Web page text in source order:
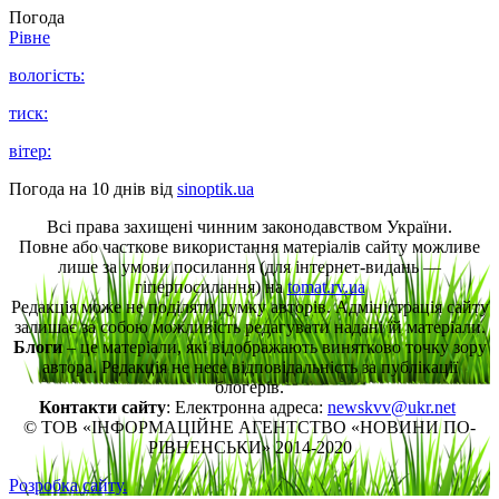
Погода
Рівне
вологість:
тиск:
вітер:
Погода на 10 днів від sinoptik.ua
Всі права захищені чинним законодавством України.
Повне або часткове використання матеріалів сайту можливе
лише за умови посилання (для інтернет-видань —
гіперпосилання) наtomat.rv.ua
Редакція може не поділяти думку авторів. Адміністрація сайту
залишає за собою можливість редагувати надані їй матеріали.
Блоги– це матеріали, які відображають винятково точку зору
автора. Редакція не несе відповідальність за публікації
блогерів.
Контакти сайту: Електронна адреса: newskvv@ukr.net
© ТОВ «ІНФОРМАЦІЙНЕ АГЕНТСТВО «НОВИНИ ПО-
РІВНЕНСЬКИ» 2014-2020
Розробка сайту.